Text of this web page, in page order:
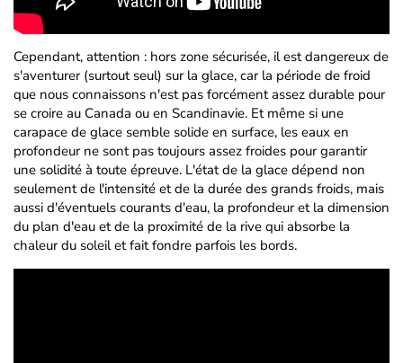
Cependant, attention : hors zone sécurisée, il est dangereux de
s'aventurer (surtout seul) sur la glace, car la période de froid
que nous connaissons n'est pas forcément assez durable pour
se croire au Canada ou en Scandinavie. Et même si une
carapace de glace semble solide en surface, les eaux en
profondeur ne sont pas toujours assez froides pour garantir
une solidité à toute épreuve. L'état de la glace dépend non
seulement de l'intensité et de la durée des grands froids, mais
aussi d'éventuels courants d'eau, la profondeur et la dimension
du plan d'eau et de la proximité de la rive qui absorbe la
chaleur du soleil et fait fondre parfois les bords.